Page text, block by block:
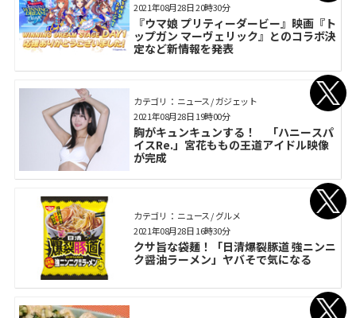
『ウマ娘 プリティーダービー』映画『ト
ップガン マーヴェリック』とのコラボ決
定など新情報を発表
2021年08月28日 20時30分
カテゴリ： ニュース / ガジェット
胸がキュンキュンする！ 「ハニースパ
イスRe.」宮花ももの王道アイドル映像
が完成
2021年08月28日 19時00分
カテゴリ： ニュース / グルメ
クサ旨な袋麺！「日清爆裂豚道 強ニンニ
ク醤油ラーメン」ヤバそで気になる
2021年08月28日 16時30分